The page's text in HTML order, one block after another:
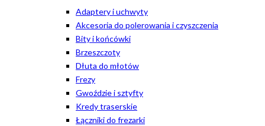
Adaptery i uchwyty
Akcesoria do polerowania i czyszczenia
Bity i końcówki
Brzeszczoty
Dłuta do młotów
Frezy
Gwoździe i sztyfty
Kredy traserskie
Łączniki do frezarki